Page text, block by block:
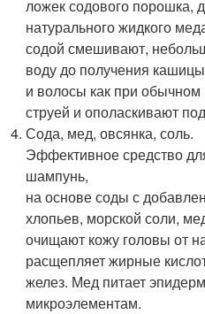
ложек содового порошка,
натурального жидкого
содой смешивают,
воду до получения
и волосы как при
струей и ополаскивают
Сода, мед, овсянка, соль.
Эффективное средство
шампунь,
на основе соды с
хлопьев, морской соли,
очищают кожу головы от
расщепляет жирные
желез. Мед питает
микроэлементам.